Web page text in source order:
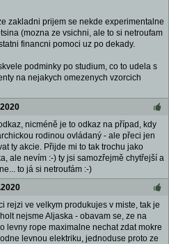
zakladni prijem se nekde experimentalne
(mozna ze vsichni, ale to si netroufam
financni pomoci uz po dekady.
podminky po studium, co to udela s
na nejakych omezenych vzorcich
nicméně je to odkaz na případ, kdy
rodinou ovládaný - ale přeci jen
ty akcie. Přijde mi to tak trochu jako
ale nevím :-) ty jsi samozřejmě chytřejší a
to já si netroufám :-)
rejzi ve velkym produkujes v miste, tak je
nejsme Aljaska - obavam se, ze na
levny rope maximalne nechat zdat mokre
levnou elektriku, jednoduse proto ze